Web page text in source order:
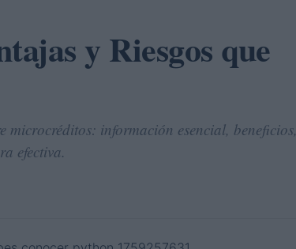
y Riesgos que
microcréditos: información esencial, beneficios,
efectiva.